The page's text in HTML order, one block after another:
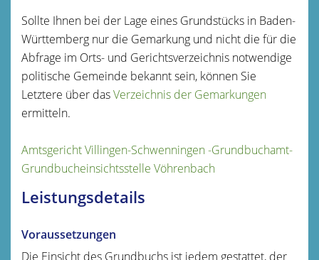
Sollte Ihnen bei der Lage eines Grundstücks in Baden-
Württemberg nur die Gemarkung und nicht die für die
Abfrage im Orts- und Gerichtsverzeichnis notwendige
politische Gemeinde bekannt sein, können Sie
Letztere über dasVerzeichnis der Gemarkungen
ermitteln.
Amtsgericht Villingen-Schwenningen -Grundbuchamt-
Grundbucheinsichtsstelle Vöhrenbach
Leistungsdetails
Voraussetzungen
Die Einsicht des Grundbuchs ist jedem gestattet, der